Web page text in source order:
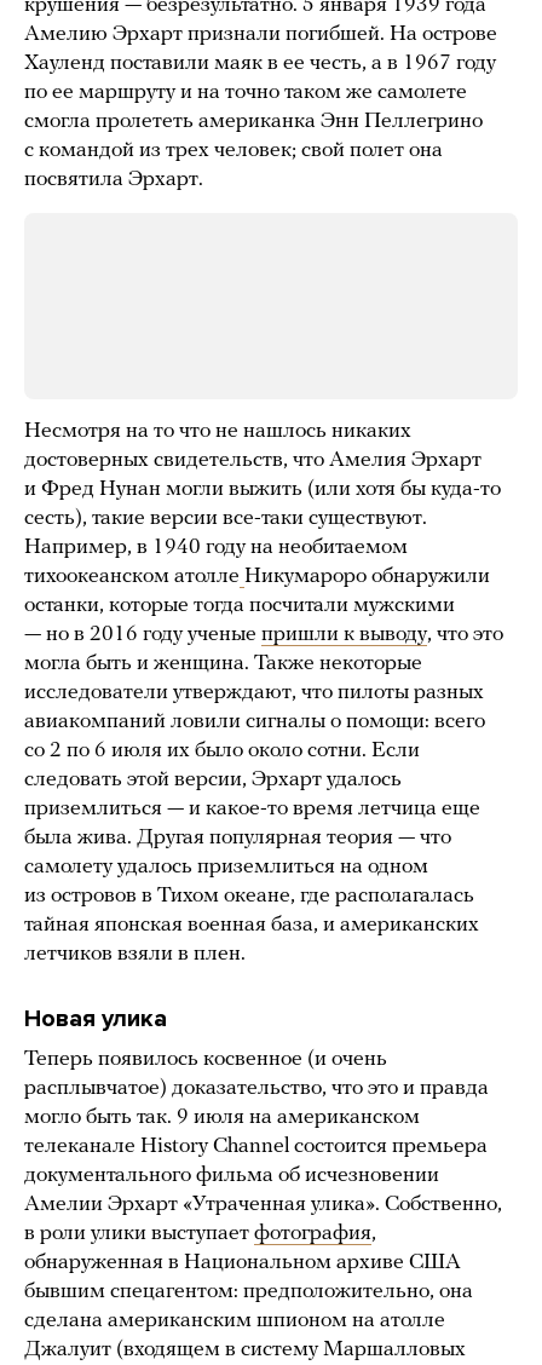
крушения — безрезультатно. 5 января 1939 года
Амелию Эрхарт признали погибшей. На острове
Хауленд поставили маяк в ее честь, а в 1967 году
по ее маршруту и на точно таком же самолете
смогла пролететь американка Энн Пеллегрино
с командой из трех человек; свой полет она
посвятила Эрхарт.
Несмотря на то что не нашлось никаких
достоверных свидетельств, что Амелия Эрхарт
и Фред Нунан могли выжить (или хотя бы куда-то
сесть), такие версии все-таки существуют.
Например, в 1940 году на необитаемом
тихоокеанском атолле Никумароро обнаружили
останки, которые тогда посчитали мужскими
— но в 2016 году ученые пришли к выводу, что это
могла быть и женщина. Также некоторые
исследователи утверждают, что пилоты разных
авиакомпаний ловили сигналы о помощи: всего
со 2 по 6 июля их было около сотни. Если
следовать этой версии, Эрхарт удалось
приземлиться — и какое-то время летчица еще
была жива. Другая популярная теория — что
самолету удалось приземлиться на одном
из островов в Тихом океане, где располагалась
тайная японская военная база, и американских
летчиков взяли в плен.
Новая улика
Теперь появилось косвенное (и очень
расплывчатое) доказательство, что это и правда
могло быть так. 9 июля на американском
телеканале History Channel состоится премьера
документального фильма об исчезновении
Амелии Эрхарт «Утраченная улика». Собственно,
в роли улики выступает фотография,
обнаруженная в Национальном архиве США
бывшим спецагентом: предположительно, она
сделана американским шпионом на атолле
Джалуит (входящем в систему Маршалловых